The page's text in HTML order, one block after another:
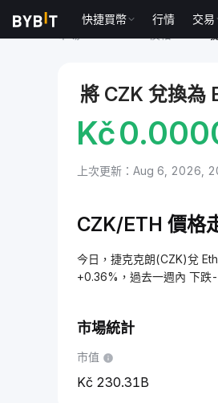
快捷買幣 行情 交易
將 CZK 兌換為
Kč
上次更新：Aug 6, 2026,
CZK/ETH 價格
今日，捷克克朗(CZK)兌
+0.36%，過去一週內 下跌
市場統計
市值
230.31B